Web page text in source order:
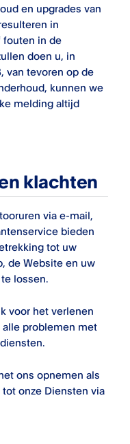
en upgrades van
in
fouten in de
doen u, in
van tevoren op de
kunnen we
melding altijd
klachten
via e-mail,
bieden
tot uw
de Website en uw
lossen.
voor het verlenen
alle problemen met
ons opnemen als
onze Diensten via